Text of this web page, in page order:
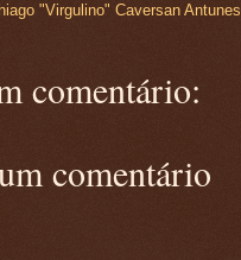
"Virgulino" Caversan Antunes
comentário:
comentário